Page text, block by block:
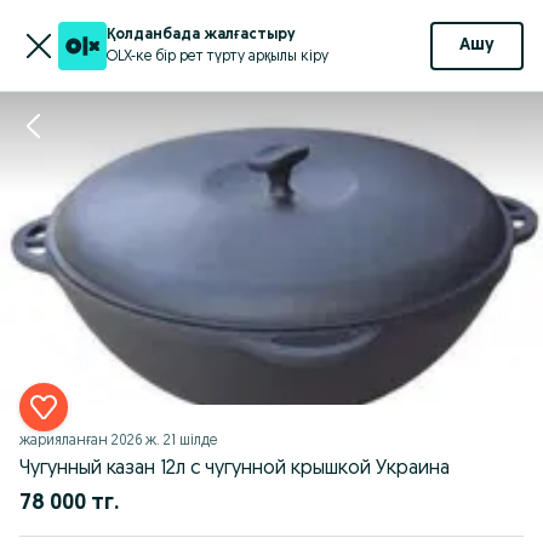
Қолданбада жалғастыру
OLX-ке бір рет түрту арқылы кіру
Ашу
жарияланған 2026 ж. 21 шілде
Чугунный казан 12л с чугунной крышкой Украина
78 000 тг.